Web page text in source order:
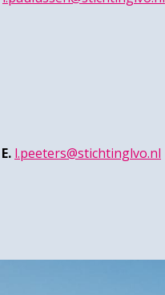
E. l.peeters@stichtinglvo.nl